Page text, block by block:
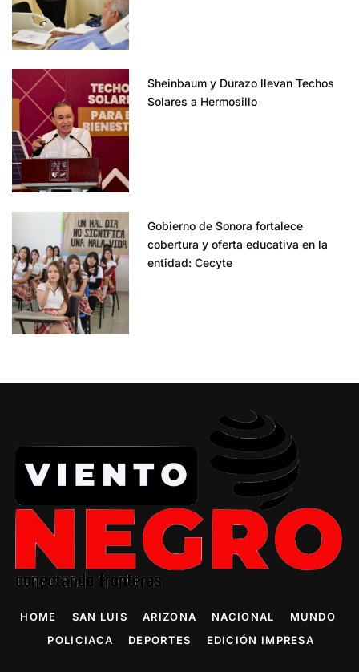
Sheinbaum y Durazo llevan Techos
Solares a Hermosillo
Gobierno de Sonora fortalece
cobertura y oferta educativa en la
entidad: Cecyte
HOME SAN LUIS ARIZONA NACIONAL
MUNDO
POLICIACA
DEPORTES EDICIÓN IMPRESA